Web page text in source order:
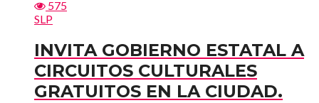
575
SLP
INVITA GOBIERNO ESTATAL A
CIRCUITOS CULTURALES
GRATUITOS EN LA CIUDAD.